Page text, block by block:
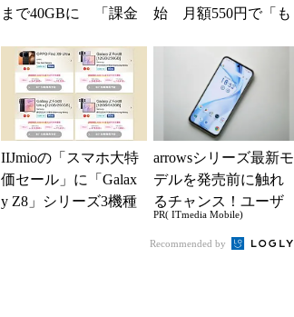
まで40GBに 「課金
た」と戸惑いも
始 月額550円で「も
IIJmioの「スマホ大特
価セール」に「Galax
y Z8」シリーズ3機種
arrowsシリーズ最新モ
デルを発売前に触れ
るチャンス！ユーザ
ー座談会開催
PR( ITmedia Mobile)
Recommended by